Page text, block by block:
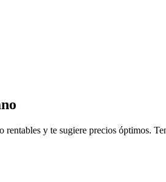
y te sugiere precios óptimos.